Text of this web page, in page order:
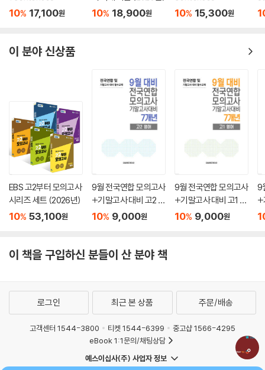
10% 17,100원 10% 18,900원 10% 15,300원
c
이 분야 신상품
EBS 고2부터 모의고사
시리즈 세트 (2026년)
10% 53,100원
9월 전국연합 모의고사
+기말고사 대비 고2 영
어 7개년 (2026년)
10% 9,000원
9월 전국연합 모의고사
+기말고사 대비 고1 영
어 7개년 (2026년)
10% 9,000원
9
+
이 책을 구입하신 분들이 산 분야 책
로그인 최근 본 상품 주문/배송
고객센터 1544-3800 티켓 1544-6399
중고샵 1566-4295
eBook 1:1문의/채팅상담
예스이십사(주) 사업자 정보